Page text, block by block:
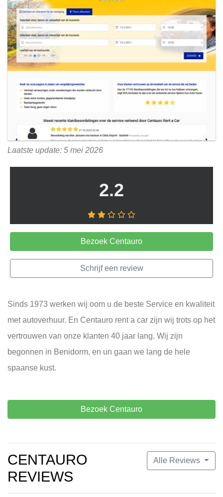
Laatste update: 5 mei 2026
2.2
Bezoek Centauro
Schrijf een review
Sinds 1973 werken wij oom u de beste Service en kwaliteit
met autoverhuur. En Centauro rent a car zijn wij trots op het
vertrouwen van onze klanten 40 jaar lang. Wij zijn
begonnen in Benidorm, en un gaan we lang de hele
spaanse kust.
Bezoek Centauro
Alle Reviews
CENTAURO
REVIEWS